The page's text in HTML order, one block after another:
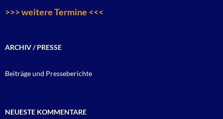
>>> weitere Termine <<<
ARCHIV / PRESSE
Beiträge und Presseberichte
NEUESTE KOMMENTARE